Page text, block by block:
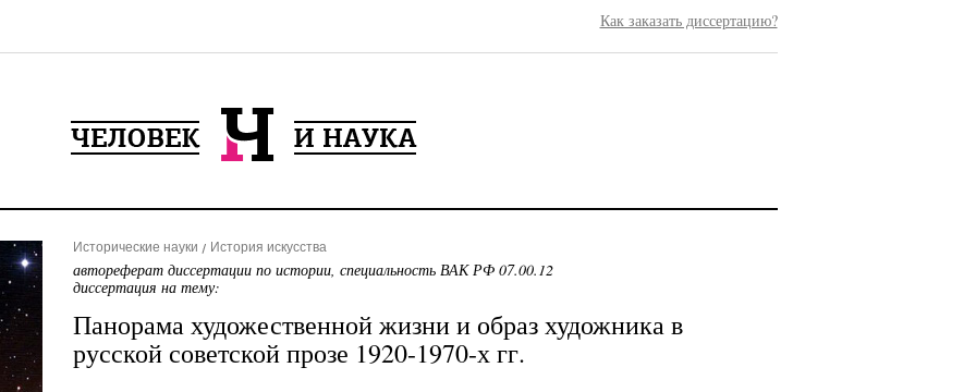
Как заказать диссертацию?
Исторические науки История искусства
автореферат диссертации по истории, специальность ВАК РФ 07.00.12
диссертация на тему:
Панорама художественной жизни и образ художника в
русской советской прозе 1920-1970-х гг.